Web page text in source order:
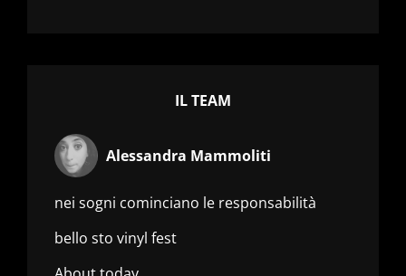
IL TEAM
Alessandra Mammoliti
nei sogni cominciano le responsabilità
bello sto vinyl fest